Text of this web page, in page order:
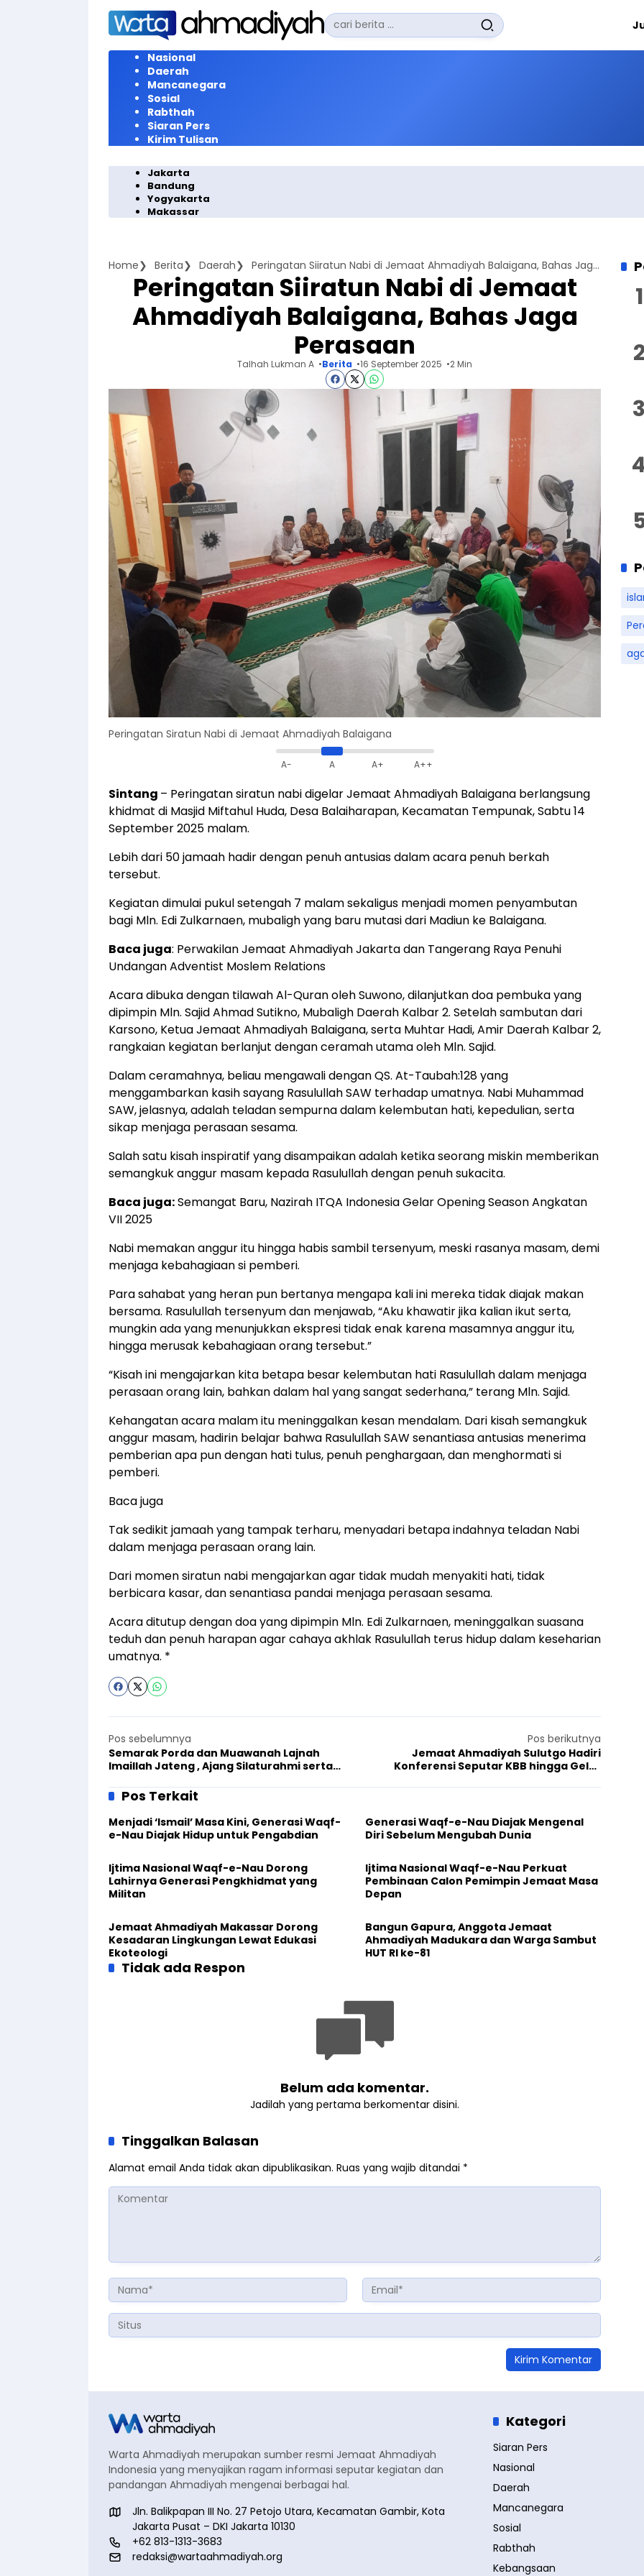
Langsung
konten
Pencarian
untuk:
Nasional
Daerah
Mancanegara
Sosial
Rabthah
Siaran Pers
Kirim Tulisan
Jakarta
Bandung
Yogyakarta
Makassar
Home Berita Daerah Peringatan Siiratun Nabi di Jemaat Ahmadiyah Balaigana, Bahas Jaga Perasaan
Peringatan Siiratun Nabi di Jemaat
Ahmadiyah Balaigana, Bahas Jaga
Perasaan
Talhah Lukman A Berita 16 September 2025 2 Min
Peringatan Siratun Nabi di Jemaat Ahmadiyah Balaigana
A- A A+ A++
Sintang – Peringatan siratun nabi digelar Jemaat Ahmadiyah Balaigana berlangsung
khidmat di Masjid Miftahul Huda, Desa Balaiharapan, Kecamatan Tempunak, Sabtu 14
September 2025 malam.
Lebih dari 50 jamaah hadir dengan penuh antusias dalam acara penuh berkah
tersebut.
Kegiatan dimulai pukul setengah 7 malam sekaligus menjadi momen penyambutan
bagi Mln. Edi Zulkarnaen, mubaligh yang baru mutasi dari Madiun ke Balaigana.
Baca juga: Perwakilan Jemaat Ahmadiyah Jakarta dan Tangerang Raya Penuhi
Undangan Adventist Moslem Relations
Acara dibuka dengan tilawah Al-Quran oleh Suwono, dilanjutkan doa pembuka yang
dipimpin Mln. Sajid Ahmad Sutikno, Mubaligh Daerah Kalbar 2. Setelah sambutan dari
Karsono, Ketua Jemaat Ahmadiyah Balaigana, serta Muhtar Hadi, Amir Daerah Kalbar 2,
rangkaian kegiatan berlanjut dengan ceramah utama oleh Mln. Sajid.
Dalam ceramahnya, beliau mengawali dengan QS. At-Taubah:128 yang
menggambarkan kasih sayang Rasulullah SAW terhadap umatnya. Nabi Muhammad
SAW, jelasnya, adalah teladan sempurna dalam kelembutan hati, kepedulian, serta
sikap menjaga perasaan sesama.
Salah satu kisah inspiratif yang disampaikan adalah ketika seorang miskin memberikan
semangkuk anggur masam kepada Rasulullah dengan penuh sukacita.
Baca juga:Semangat Baru, Nazirah ITQA Indonesia Gelar Opening Season Angkatan
VII 2025
Nabi memakan anggur itu hingga habis sambil tersenyum, meski rasanya masam, demi
menjaga kebahagiaan si pemberi.
Para sahabat yang heran pun bertanya mengapa kali ini mereka tidak diajak makan
bersama. Rasulullah tersenyum dan menjawab, “Aku khawatir jika kalian ikut serta,
mungkin ada yang menunjukkan ekspresi tidak enak karena masamnya anggur itu,
hingga merusak kebahagiaan orang tersebut.”
“Kisah ini mengajarkan kita betapa besar kelembutan hati Rasulullah dalam menjaga
perasaan orang lain, bahkan dalam hal yang sangat sederhana,” terang Mln. Sajid.
Kehangatan acara malam itu meninggalkan kesan mendalam. Dari kisah semangkuk
anggur masam, hadirin belajar bahwa Rasulullah SAW senantiasa antusias menerima
pemberian apa pun dengan hati tulus, penuh penghargaan, dan menghormati si
pemberi.
Baca juga
Tak sedikit jamaah yang tampak terharu, menyadari betapa indahnya teladan Nabi
dalam menjaga perasaan orang lain.
Dari momen siratun nabi mengajarkan agar tidak mudah menyakiti hati, tidak
berbicara kasar, dan senantiasa pandai menjaga perasaan sesama.
Acara ditutup dengan doa yang dipimpin Mln. Edi Zulkarnaen, meninggalkan suasana
teduh dan penuh harapan agar cahaya akhlak Rasulullah terus hidup dalam keseharian
umatnya. *
Pos sebelumnya
Semarak Porda dan Muawanah Lajnah
Imaillah Jateng , Ajang Silaturahmi serta
Pos berikutnya
Jemaat Ahmadiyah Sulutgo Hadiri
Konferensi Seputar KBB hingga Gelar
Pos Terkait
Menjadi ‘Ismail’ Masa Kini, Generasi Waqf-
e-Nau Diajak Hidup untuk Pengabdian
Generasi Waqf-e-Nau Diajak Mengenal
Diri Sebelum Mengubah Dunia
Ijtima Nasional Waqf-e-Nau Dorong
Lahirnya Generasi Pengkhidmat yang
Militan
Ijtima Nasional Waqf-e-Nau Perkuat
Pembinaan Calon Pemimpin Jemaat Masa
Depan
Jemaat Ahmadiyah Makassar Dorong
Kesadaran Lingkungan Lewat Edukasi
Ekoteologi
Bangun Gapura, Anggota Jemaat
Ahmadiyah Madukara dan Warga Sambut
HUT RI ke-81
Tidak ada Respon
Belum ada komentar.
Jadilah yang pertama berkomentar disini.
Tinggalkan Balasan
Alamat email Anda tidak akan dipublikasikan. Ruas yang wajib ditandai *
Warta Ahmadiyah merupakan sumber resmi Jemaat Ahmadiyah
Indonesia yang menyajikan ragam informasi seputar kegiatan dan
pandangan Ahmadiyah mengenai berbagai hal.
Jln. Balikpapan III No. 27 Petojo Utara, Kecamatan Gambir, Kota
Jakarta Pusat – DKI Jakarta 10130
+62 813-1313-3683
redaksi@wartaahmadiyah.org
Kategori
Siaran Pers
Nasional
Daerah
Mancanegara
Sosial
Rabthah
Kebangsaan